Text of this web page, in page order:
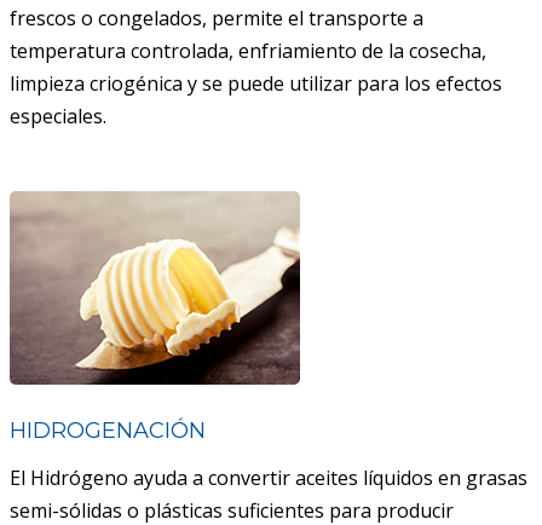
frescos o congelados, permite el transporte a
temperatura controlada, enfriamiento de la cosecha,
limpieza criogénica y se puede utilizar para los efectos
especiales.
HIDROGENACIÓN
El Hidrógeno ayuda a convertir aceites líquidos en grasas
semi-sólidas o plásticas suficientes para producir